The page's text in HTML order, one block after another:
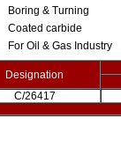
Boring & Turning
Coated carbide
For Oil & Gas Industry
Designation
C/26417